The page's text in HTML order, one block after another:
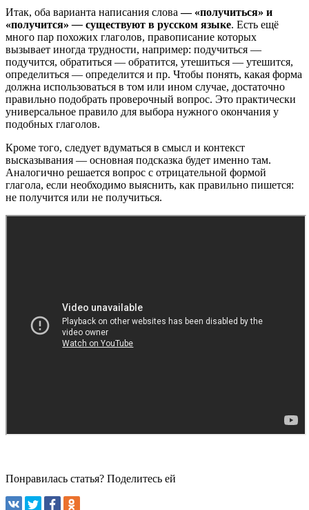
Итак, оба варианта написания слова— «получиться» и
«получится»— существуют в русском языке. Есть ещё
много пар похожих глаголов, правописание которых
вызывает иногда трудности, например: подучиться —
подучится, обратиться — обратится, утешиться — утешится,
определиться — определится и пр. Чтобы понять, какая форма
должна использоваться в том или ином случае, достаточно
правильно подобрать проверочный вопрос. Это практически
универсальное правило для выбора нужного окончания у
подобных глаголов.
Кроме того, следует вдуматься в смысл и контекст
высказывания — основная подсказка будет именно там.
Аналогично решается вопрос с отрицательной формой
глагола, если необходимо выяснить, как правильно пишется:
не получится или не получиться.
Понравилась статья? Поделитесь ей